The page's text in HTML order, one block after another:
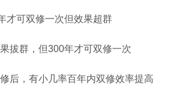
才可双修一次但效果超群
拔群，但300年才可双修一次
后，有小几率百年内双修效率提高